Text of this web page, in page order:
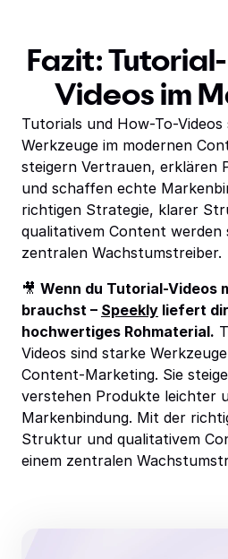
Fazit:
Videos im
Tutorials und How-To-Videos
Werkzeuge im modernen
steigern Vertrauen, erklären
und schaffen echte
richtigen Strategie, klarer
qualitativem Content werden
zentralen Wachstumstreiber.
🎥 Wenn du Tutorial-Videos
brauchst – Speekly liefert
hochwertiges Rohmaterial.
Videos sind starke
Content-Marketing. Sie
verstehen Produkte leichter
Markenbindung. Mit der
Struktur und qualitativem
einem zentralen